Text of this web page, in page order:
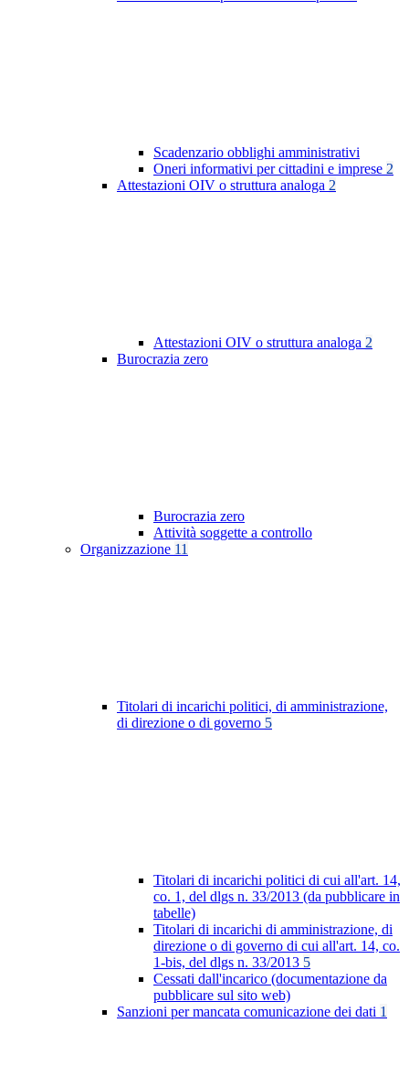
Scadenzario obblighi amministrativi
Oneri informativi per cittadini e imprese 2
Attestazioni OIV o struttura analoga 2
Attestazioni OIV o struttura analoga 2
Burocrazia zero
Burocrazia zero
Attività soggette a controllo
Organizzazione 11
Titolari di incarichi politici, di amministrazione,
di direzione o di governo 5
Titolari di incarichi politici di cui all'art. 14,
co. 1, del dlgs n. 33/2013 (da pubblicare in
tabelle)
Titolari di incarichi di amministrazione, di
direzione o di governo di cui all'art. 14, co.
1-bis, del dlgs n. 33/2013 5
Cessati dall'incarico (documentazione da
pubblicare sul sito web)
Sanzioni per mancata comunicazione dei dati 1